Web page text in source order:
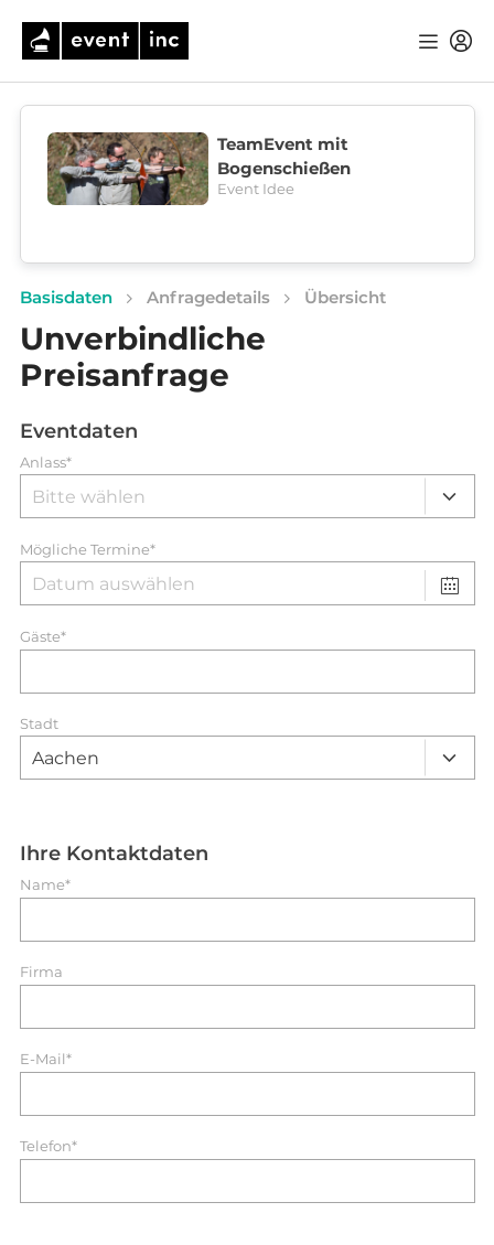
TeamEvent mit
Bogenschießen
Event Idee
Basisdaten Anfragedetails Übersicht
Unverbindliche
Preisanfrage
Eventdaten
Anlass*
Mögliche Termine*
Gäste*
Stadt
Ihre Kontaktdaten
Name*
Firma
E-Mail*
Telefon*